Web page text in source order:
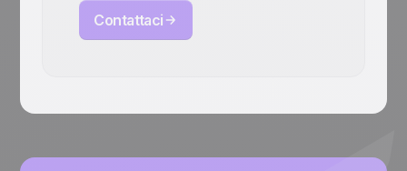
Contattaci